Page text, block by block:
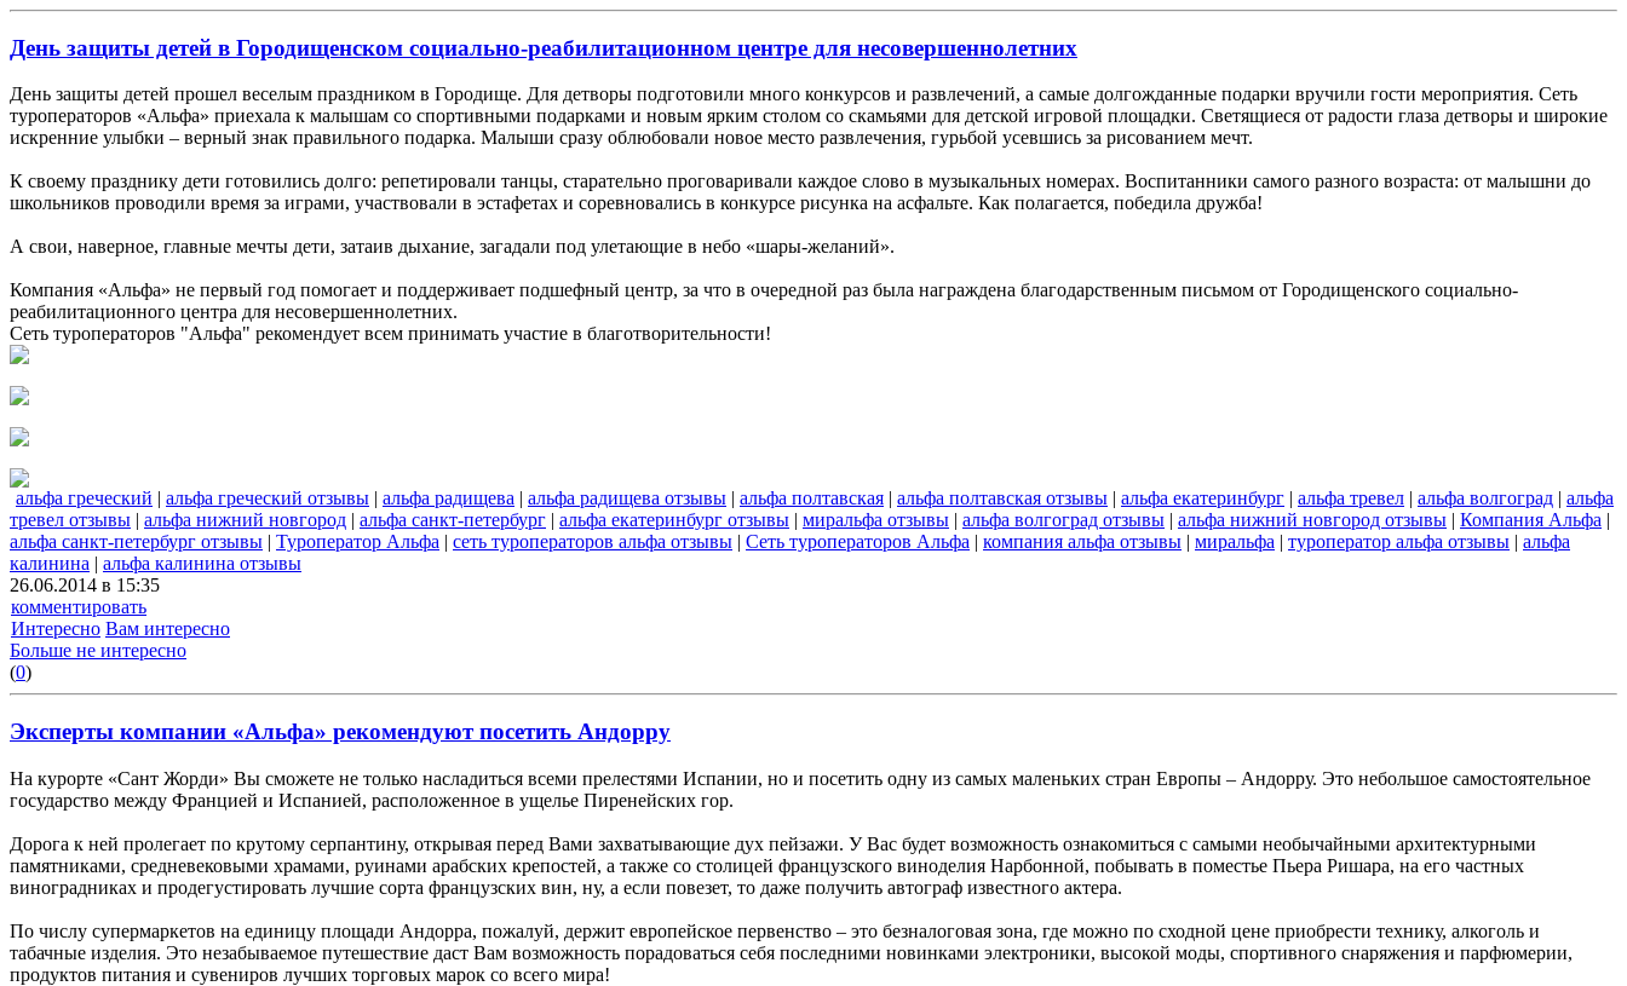
День защиты детей в Городищенском социально-реабилитационном центре для несовершеннолетних
День защиты детей прошел веселым праздником в Городище. Для детворы подготовили много конкурсов и развлечений, а самые долгожданные подарки вручили гости мероприятия. Сеть
туроператоров «Альфа» приехала к малышам со спортивными подарками и новым ярким столом со скамьями для детской игровой площадки. Светящиеся от радости глаза детворы и широкие
искренние улыбки – верный знак правильного подарка. Малыши сразу облюбовали новое место развлечения, гурьбой усевшись за рисованием мечт.
К своему празднику дети готовились долго: репетировали танцы, старательно проговаривали каждое слово в музыкальных номерах. Воспитанники самого разного возраста: от малышни до
школьников проводили время за играми, участвовали в эстафетах и соревновались в конкурсе рисунка на асфальте. Как полагается, победила дружба!
А свои, наверное, главные мечты дети, затаив дыхание, загадали под улетающие в небо «шары-желаний».
Компания «Альфа» не первый год помогает и поддерживает подшефный центр, за что в очередной раз была награждена благодарственным письмом от Городищенского социально-
реабилитационного центра для несовершеннолетних.
Сеть туроператоров "Альфа" рекомендует всем принимать участие в благотворительности!
альфа греческий | альфа греческий отзывы | альфа радищева | альфа радищева отзывы | альфа полтавская | альфа полтавская отзывы | альфа екатеринбург | альфа тревел | альфа волгоград | альфа
тревел отзывы | альфа нижний новгород | альфа санкт-петербург | альфа екатеринбург отзывы | миральфа отзывы | альфа волгоград отзывы | альфа нижний новгород отзывы | Компания Альфа |
альфа санкт-петербург отзывы | Туроператор Альфа | сеть туроператоров альфа отзывы | Сеть туроператоров Альфа | компания альфа отзывы | миральфа | туроператор альфа отзывы | альфа
калинина | альфа калинина отзывы
26.06.2014 в 15:35
комментировать
Интересно Вам интересно
Больше не интересно
(0)
Эксперты компании «Альфа» рекомендуют посетить Андорру
На курорте «Сант Жорди» Вы сможете не только насладиться всеми прелестями Испании, но и посетить одну из самых маленьких стран Европы – Андорру. Это небольшое самостоятельное
государство между Францией и Испанией, расположенное в ущелье Пиренейских гор.
Дорога к ней пролегает по крутому серпантину, открывая перед Вами захватывающие дух пейзажи. У Вас будет возможность ознакомиться с самыми необычайными архитектурными
памятниками, средневековыми храмами, руинами арабских крепостей, а также со столицей французского виноделия Нарбонной, побывать в поместье Пьера Ришара, на его частных
виноградниках и продегустировать лучшие сорта французских вин, ну, а если повезет, то даже получить автограф известного актера.
По числу супермаркетов на единицу площади Андорра, пожалуй, держит европейское первенство – это безналоговая зона, где можно по сходной цене приобрести технику, алкоголь и
табачные изделия. Это незабываемое путешествие даст Вам возможность порадоваться себя последними новинками электроники, высокой моды, спортивного снаряжения и парфюмерии,
продуктов питания и сувениров лучших торговых марок со всего мира!